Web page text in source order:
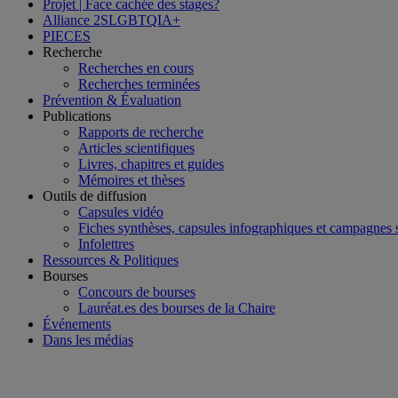
Projet | Face cachée des stages?
Alliance 2SLGBTQIA+
PIECES
Recherche
Recherches en cours
Recherches terminées
Prévention & Évaluation
Publications
Rapports de recherche
Articles scientifiques
Livres, chapitres et guides
Mémoires et thèses
Outils de diffusion
Capsules vidéo
Fiches synthèses, capsules infographiques et campagnes
Infolettres
Ressources & Politiques
Bourses
Concours de bourses
Lauréat.es des bourses de la Chaire
Événements
Dans les médias